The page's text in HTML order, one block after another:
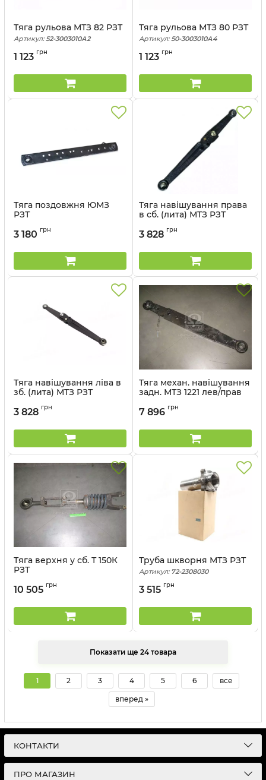
Тяга рульова МТЗ 82 РЗТ
Артикул: 52-3003010А2
1 123 грн
Тяга рульова МТЗ 80 РЗТ
Артикул: 50-3003010А4
1 123 грн
Тяга поздовжня ЮМЗ
РЗТ
3 180 грн
Тяга навішування права
в сб. (лита) МТЗ РЗТ
3 828 грн
Тяга навішування ліва в
зб. (лита) МТЗ РЗТ
3 828 грн
Тяга механ. навішування
задн. МТЗ 1221 лев/прав
Артикул: 1223-4605530-04
7 896 грн
Тяга верхня у сб. Т 150К
РЗТ
10 505 грн
Труба шкворня МТЗ РЗТ
Артикул: 72-2308030
3 515 грн
Показати ще 24 товара
1 2 3 4 5 6 все
вперед »
КОНТАКТИ
ПРО МАГАЗИН